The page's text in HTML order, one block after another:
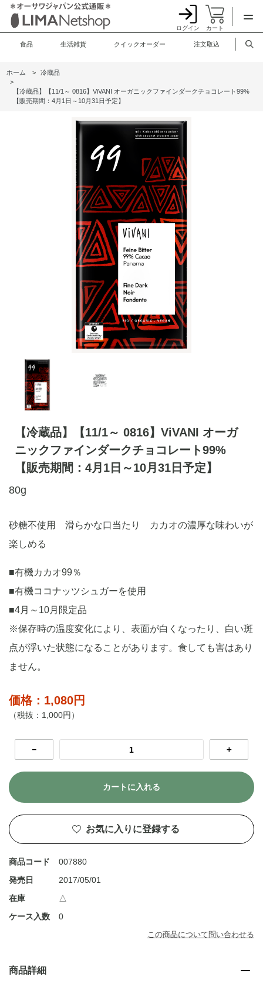
ログイン カート
食品 生活雑貨 クイックオーダー 注文取込
ホーム >
冷蔵品
>
【冷蔵品】【11/1～ 0816】ViVANI オーガニックファインダークチョコレート99%
【販売期間：4月1日～10月31日予定】
【冷蔵品】【11/1～ 0816】ViVANI オーガ
ニックファインダークチョコレート99%
【販売期間：4月1日～10月31日予定】
80g
砂糖不使用 滑らかな口当たり カカオの濃厚な味わいが
楽しめる
■有機カカオ99％
■有機ココナッツシュガーを使用
■4月～10月限定品
※保存時の温度変化により、表面が白くなったり、白い斑
点が浮いた状態になることがあります。食しても害はあり
ません。
価格：1,080円
（税抜：1,000円）
－ ＋
カートに入れる
お気に入りに登録する
商品コード
007880
発売日
2017/05/01
在庫
△
ケース入数
0
この商品について問い合わせる
商品詳細